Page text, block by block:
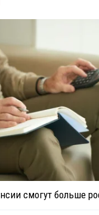
смогут больше